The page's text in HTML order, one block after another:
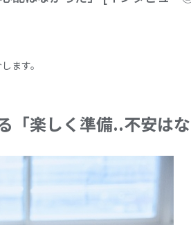
ます。
楽しく準備..不安はな